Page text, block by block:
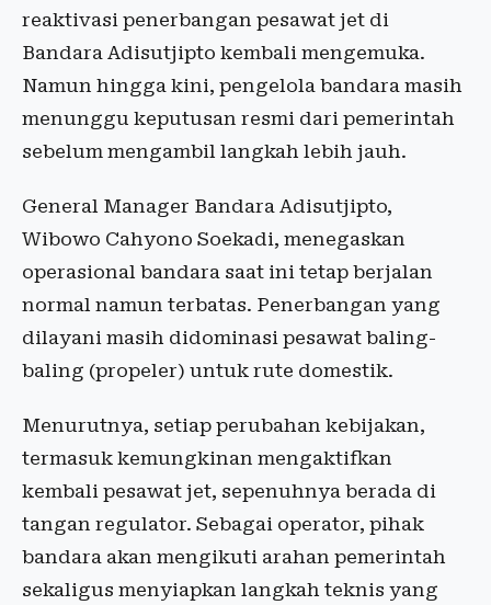
reaktivasi penerbangan pesawat jet di
Bandara Adisutjipto kembali mengemuka.
Namun hingga kini, pengelola bandara masih
menunggu keputusan resmi dari pemerintah
sebelum mengambil langkah lebih jauh.
General Manager Bandara Adisutjipto,
Wibowo Cahyono Soekadi, menegaskan
operasional bandara saat ini tetap berjalan
normal namun terbatas. Penerbangan yang
dilayani masih didominasi pesawat baling-
baling (propeler) untuk rute domestik.
Menurutnya, setiap perubahan kebijakan,
termasuk kemungkinan mengaktifkan
kembali pesawat jet, sepenuhnya berada di
tangan regulator. Sebagai operator, pihak
bandara akan mengikuti arahan pemerintah
sekaligus menyiapkan langkah teknis yang